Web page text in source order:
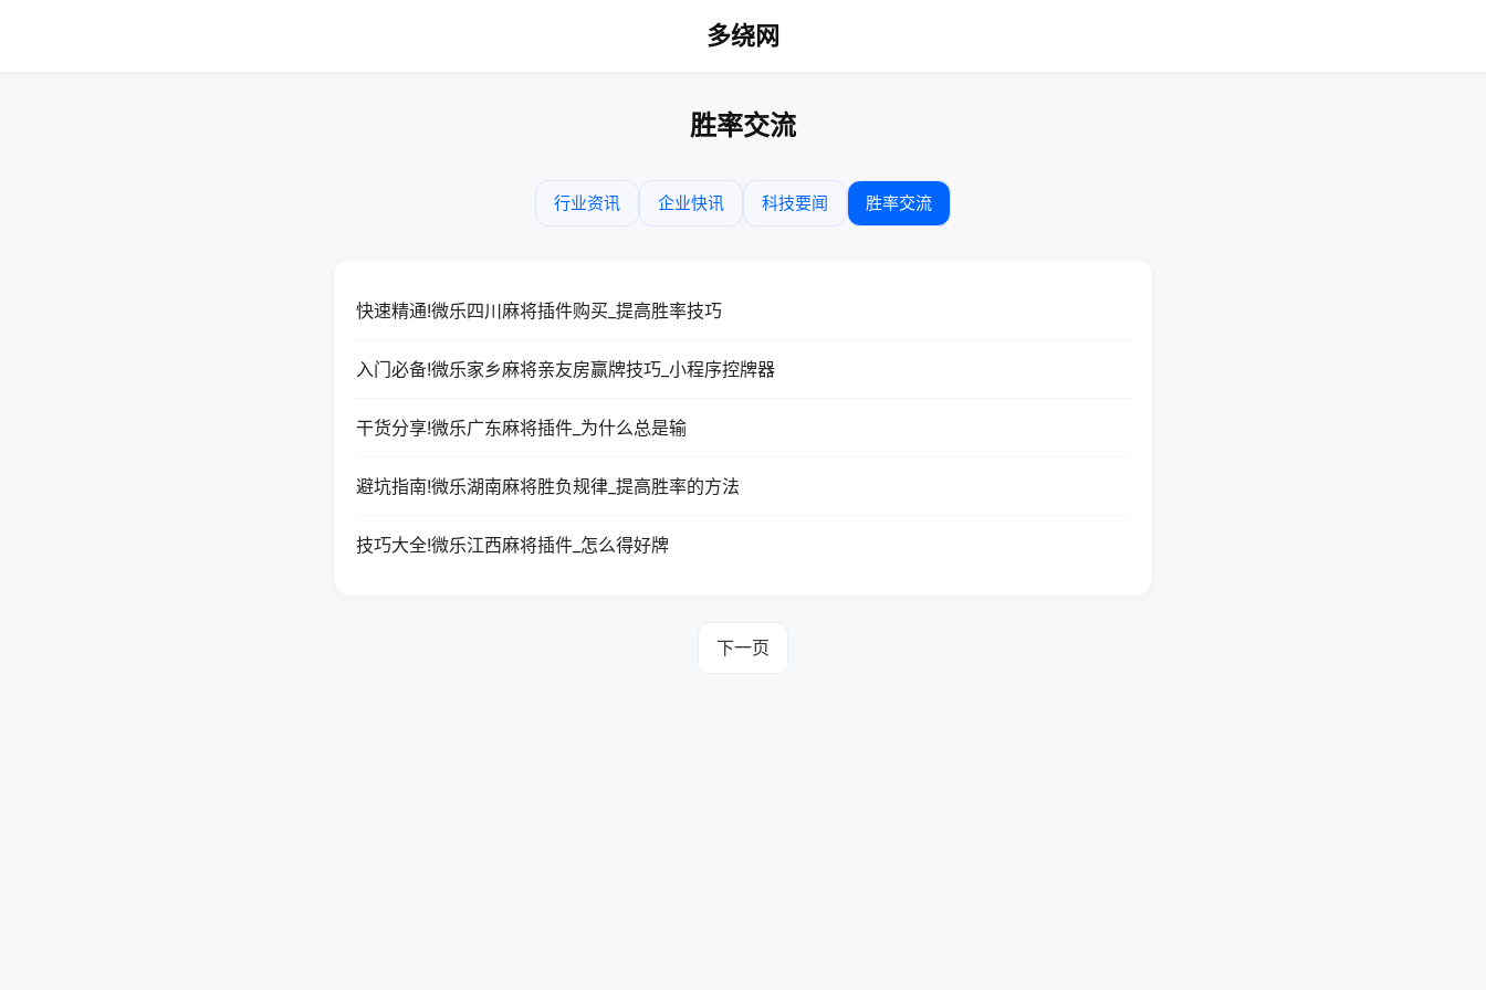
多绕网
胜率交流
行业资讯 企业快讯 科技要闻 胜率交流
快速精通!微乐四川麻将插件购买_提高胜率技巧
入门必备!微乐家乡麻将亲友房赢牌技巧_小程序控牌器
干货分享!微乐广东麻将插件_为什么总是输
避坑指南!微乐湖南麻将胜负规律_提高胜率的方法
技巧大全!微乐江西麻将插件_怎么得好牌
下一页